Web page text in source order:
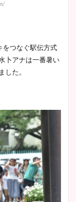
をつなぐ駅伝方式
卜アナは一番暑い
した。